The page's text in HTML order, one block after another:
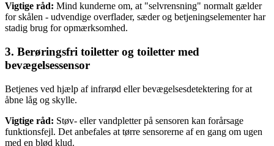
Vigtige råd: Mind kunderne om, at "selvrensning" normalt gælder
for skålen - udvendige overflader, sæder og betjeningselementer har
stadig brug for opmærksomhed.
3. Berøringsfri toiletter og toiletter med
bevægelsessensor
Betjenes ved hjælp af infrarød eller bevægelsesdetektering for at
åbne låg og skylle.
Vigtige råd: Støv- eller vandpletter på sensoren kan forårsage
funktionsfejl. Det anbefales at tørre sensorerne af en gang om ugen
med en blød klud.